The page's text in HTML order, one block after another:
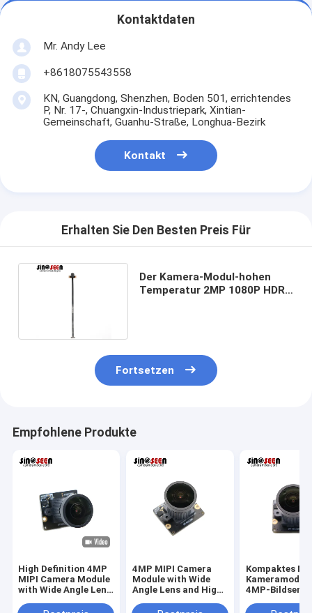
Kontaktdaten
Mr. Andy Lee
+8618075543558
KN, Guangdong, Shenzhen, Boden 501, errichtendes
P, Nr. 17-, Chuangxin-Industriepark, Xintian-
Gemeinschaft, Guanhu-Straße, Longhua-Bezirk
Kontakt
Erhalten Sie Den Besten Preis Für
Der Kamera-Modul-hohen
Temperatur 2MP 1080P HDR
Fortsetzen
Empfohlene Produkte
High Definition 4MP
MIPI Camera Module
with Wide Angle Lens
and Surveillance
4MP MIPI Camera
Module with Wide
Angle Lens and High
for Embedded and
Kompaktes
Kameramodul
4MP-